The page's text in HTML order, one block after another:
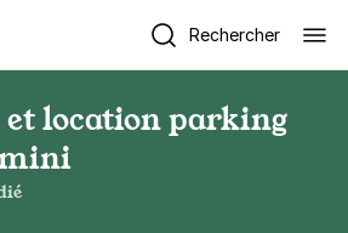
Rechercher
location parking